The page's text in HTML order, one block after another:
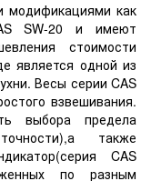
модификациями как
SW-20 и имеют
стоимости
является одной из
Весы серии CAS
взвешивания.
выбора предела
также
CAS
по разным